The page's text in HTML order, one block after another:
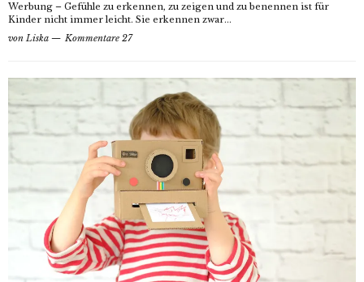
Werbung – Gefühle zu erkennen, zu zeigen und zu benennen ist für
Kinder nicht immer leicht. Sie erkennen zwar...
von Liska Kommentare 27